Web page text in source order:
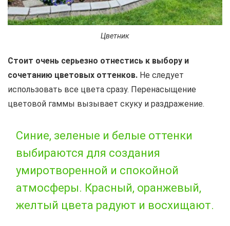
Цветник
Стоит очень серьезно отнестись к выбору и
сочетанию цветовых оттенков. Не следует
использовать все цвета сразу. Перенасыщение
цветовой гаммы вызывает скуку и раздражение.
Синие, зеленые и белые оттенки
выбираются для создания
умиротворенной и спокойной
атмосферы. Красный, оранжевый,
желтый цвета радуют и восхищают.